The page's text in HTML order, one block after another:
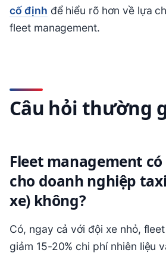
cố định để hiểu rõ hơn về lựa
fleet management.
Câu hỏi thường
Fleet management
cho doanh nghiệp
xe) không?
Có, ngay cả với đội xe nhỏ,
giảm 15-20% chi phí nhiên liệu